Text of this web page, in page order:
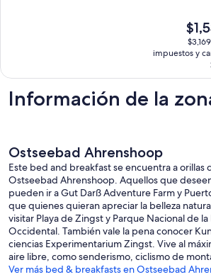
El
precio
actual
de
impuestos y
Información de la
Ostseebad Ahrenshoop
Este bed and breakfast se encuentra a orillas
Ostseebad Ahrenshoop. Aquellos que
pueden ir a Gut Darß Adventure Farm y
que quienes quieran apreciar la belleza
visitar Playa de Zingst y Parque Nacional de
Occidental. También vale la pena conocer
ciencias Experimentarium Zingst. Vive al
aire libre, como senderismo, ciclismo de
Ver más bed & breakfasts en Ostseebad